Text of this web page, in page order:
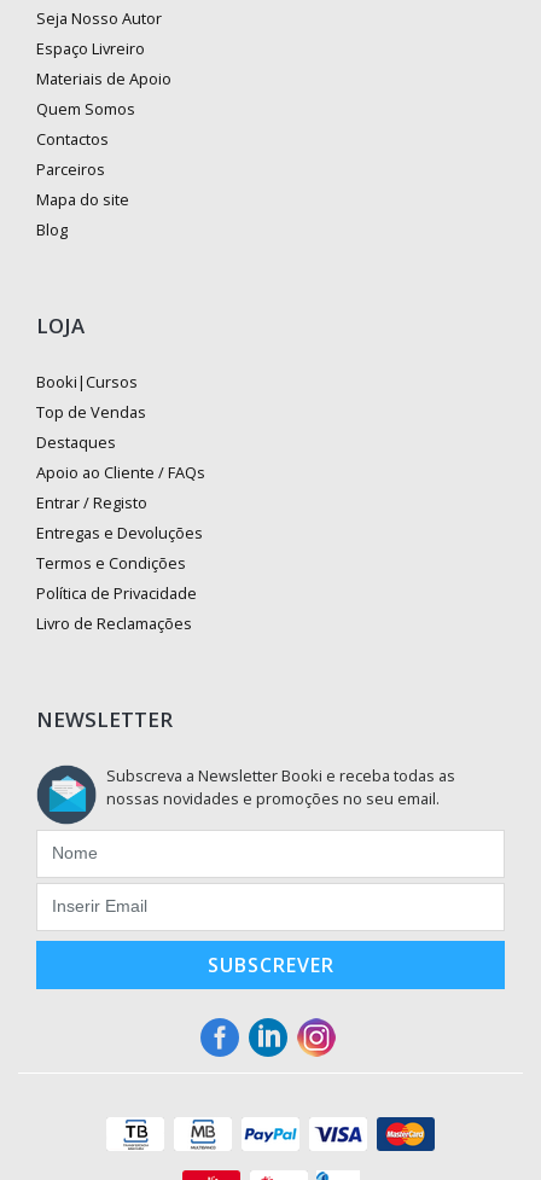
Seja Nosso Autor
Espaço Livreiro
Materiais de Apoio
Quem Somos
Contactos
Parceiros
Mapa do site
Blog
LOJA
Booki|Cursos
Top de Vendas
Destaques
Apoio ao Cliente / FAQs
Entrar / Registo
Entregas e Devoluções
Termos e Condições
Política de Privacidade
Livro de Reclamações
NEWSLETTER
Subscreva a Newsletter Booki e receba todas as
nossas novidades e promoções no seu email.
SUBSCREVER